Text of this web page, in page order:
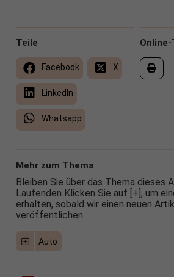
Online-
Teile
Facebook X
LinkedIn
Whatsapp
Mehr zum Thema
Bleiben Sie über das Thema dieses
Laufenden Klicken Sie auf [+], um
erhalten, sobald wir einen neuen
veröffentlichen
Auto